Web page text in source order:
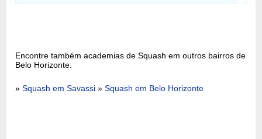
Encontre também academias de Squash em outros bairros de
Belo Horizonte:
»Squash em Savassi »Squash em Belo Horizonte